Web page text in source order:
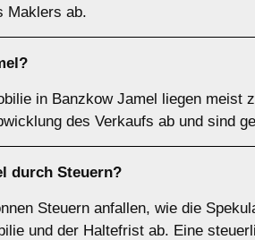
Maklers ab.
in Banzkow Jamel liegen meist
des Verkaufs ab und sind
durch Steuern?
Steuern anfallen, wie die
und der Haltefrist ab. Eine